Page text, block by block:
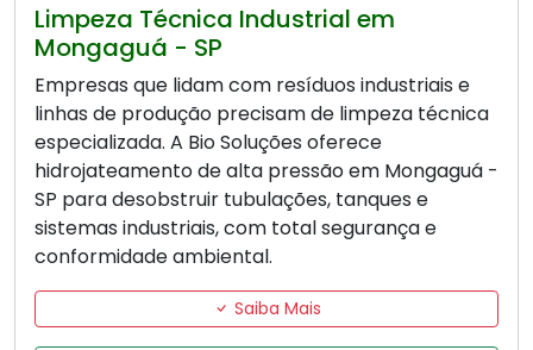
Limpeza Técnica Industrial em
Mongaguá - SP
Empresas que lidam com resíduos industriais e
linhas de produção precisam de limpeza técnica
especializada. A Bio Soluções oferece
hidrojateamento de alta pressão em Mongaguá -
SP para desobstruir tubulações, tanques e
sistemas industriais, com total segurança e
conformidade ambiental.
Saiba Mais